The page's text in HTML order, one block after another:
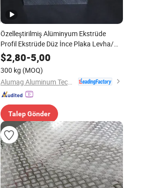
Özelleştirilmiş Alüminyum Ekstrüde
Profil Ekstrüde Düz İnce Plaka Levha/
Çubuk/Bar
$2,80-5,00
300 kg (MOQ)
Alumag Aluminum Tech(Taicang) Co., Ltd.
Talep Gönder